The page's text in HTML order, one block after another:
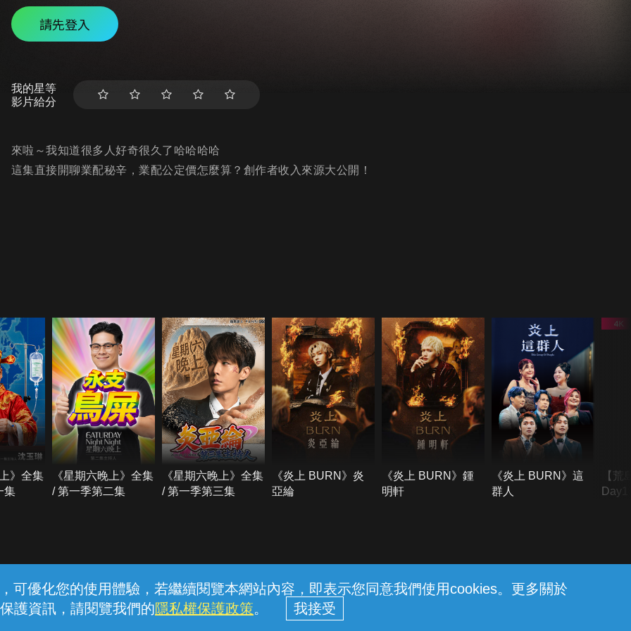
可優化您的使用體驗，若繼續閱覽本網站內容，即表示您同意我們使用cookies。更多關於
護資訊，請閱覽我們的隱私權保護政策。
請先登入
我的星等
影片給分
來啦～我知道很多人好奇很久了哈哈哈哈
這集直接開聊業配秘辛，業配公定價怎麼算？創作者收入來源大公開！
》全集
集
《星期六晚上》全集
/ 第一季第二集
《星期六晚上》全集
/ 第一季第三集
《炎上 BURN》炎
亞綸
《炎上 BURN》鍾
明軒
《炎上 BURN》這
群人
【荒
線上客服 服務條款 隱私權保護
中華電信股份有限公司個人家庭分公司 (統一編號：96979949) © 2026